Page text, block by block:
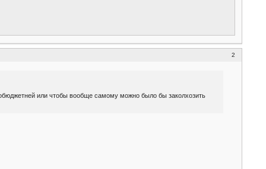
2
или чтобы вообще самому можно было бы заколхозить